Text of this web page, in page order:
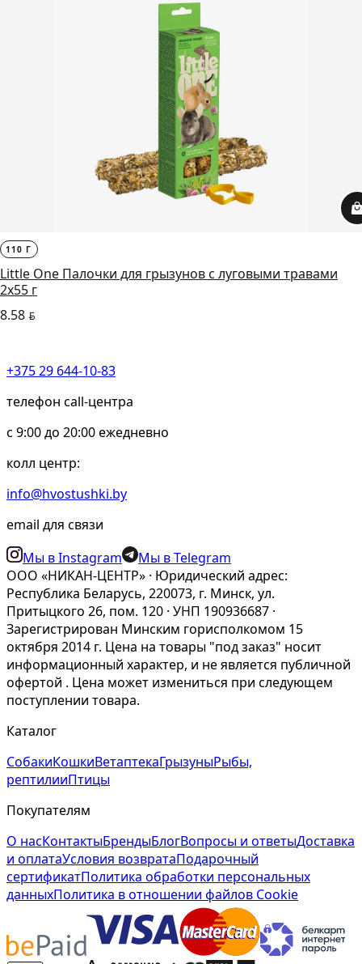
110 Г
Little One Палочки для грызунов с луговыми травами
2х55 г
8.58 BYN
+375 29 644-10-83
телефон call-центра
c 9:00 до 20:00 ежедневно
колл центр:
info@hvostushki.by
email для связи
Мы в Instagram
Мы в Telegram
ООО «НИКАН-ЦЕНТР» · Юридический адрес:
Республика Беларусь, 220073, г. Минск, ул.
Притыцкого 26, пом. 120 · УНП 190936687 ·
Зарегистрирован Минским горисполкомом 15
октября 2014 г. Цена на товары "под заказ" носит
информационный характер, и не является публичной
офертой . Цена может измениться при следующем
поступлении товара.
Каталог
СобакиКошкиВетаптекаГрызуныРыбы,
рептилииПтицы
Покупателям
О насКонтактыБрендыБлогВопросы и ответыДоставка
и оплатаУсловия возвратаПодарочный
сертификатПолитика обработки персональных
данныхПолитика в отношении файлов Cookie